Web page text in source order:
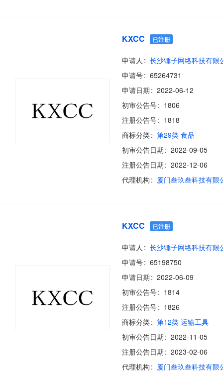
KXCC 已注册
申请人
长沙锤子网络科技有限
申请号
65264731
申请日期
2022-06-12
初审公告号
1806
注册公告号
1818
商标分类
第29类 食品
初审公告日期
2022-09-05
注册公告日期
2022-12-06
代理机构
厦门叁玖叁科技有限
KXCC 已注册
申请人
长沙锤子网络科技有限
申请号
65198750
申请日期
2022-06-09
初审公告号
1814
注册公告号
1826
商标分类
第12类 运输工具
初审公告日期
2022-11-05
注册公告日期
2023-02-06
代理机构
厦门叁玖叁科技有限